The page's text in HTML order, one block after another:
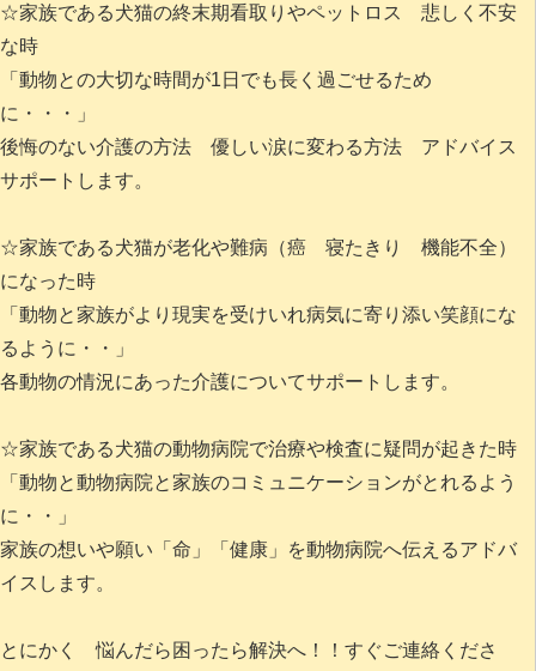
☆家族である犬猫の終末期看取りやペットロス 悲しく不安
な時
「動物との大切な時間が1日でも長く過ごせるため
に・・・」
後悔のない介護の方法 優しい涙に変わる方法 アドバイス
サポートします。
☆家族である犬猫が老化や難病（癌 寝たきり 機能不全）
になった時
「動物と家族がより現実を受けいれ病気に寄り添い笑顔にな
るように・・」
各動物の情況にあった介護についてサポートします。
☆家族である犬猫の動物病院で治療や検査に疑問が起きた時
「動物と動物病院と家族のコミュニケーションがとれるよう
に・・」
家族の想いや願い「命」「健康」を動物病院へ伝えるアドバ
イスします。
とにかく 悩んだら困ったら解決へ！！すぐご連絡くださ